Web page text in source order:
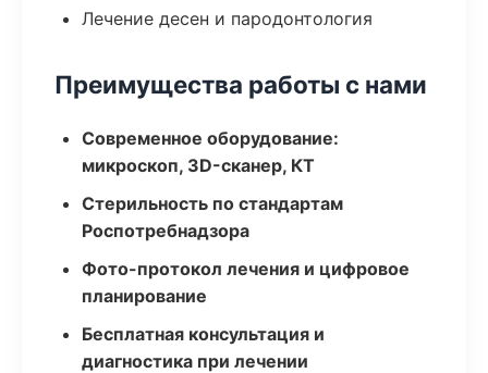
Лечение десен и пародонтология
Преимущества работы с нами
Современное оборудование:
микроскоп, 3D-сканер, КТ
Стерильность по стандартам
Роспотребнадзора
Фото-протокол лечения и цифровое
планирование
Бесплатная консультация и
диагностика при лечении